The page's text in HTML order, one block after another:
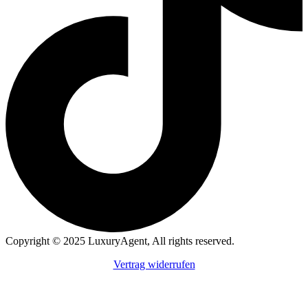
Copyright © 2025 LuxuryAgent, All rights reserved.
Vertrag widerrufen